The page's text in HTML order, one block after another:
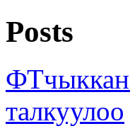
Posts
талкуулоо